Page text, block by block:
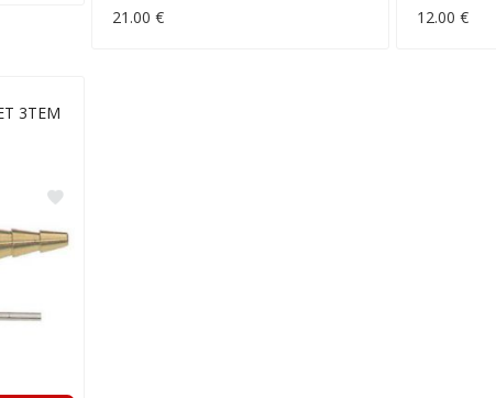
21.00 € 12.00 €
3ΤΕΜ